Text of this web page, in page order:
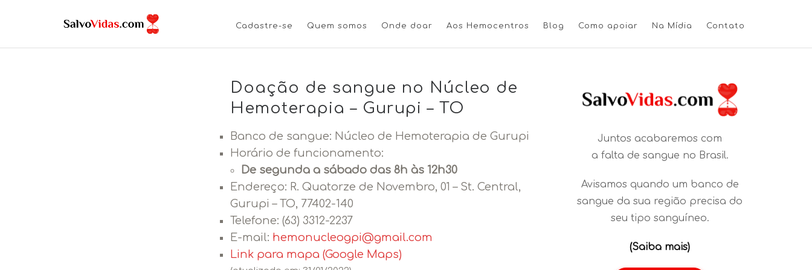
Cadastre-se Quem somos Onde doar Aos Hemocentros Blog Como apoiar Na Mídia Contato
Doação de sangue no Núcleo de
Hemoterapia – Gurupi – TO
Banco de sangue: Núcleo de Hemoterapia de Gurupi
Horário de funcionamento:
De segunda a sábado das 8h às 12h30
Endereço: R. Quatorze de Novembro, 01 – St. Central,
Gurupi – TO, 77402-140
Telefone: (63) 3312-2237
E-mail: hemonucleogpi@gmail.com
Link para mapa (Google Maps)
Juntos acabaremos com
a falta de sangue no Brasil.
Avisamos quando um banco de
sangue da sua região precisa do
seu tipo sanguíneo.
(Saiba mais)